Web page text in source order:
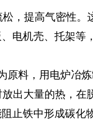
，提高气密性
电机壳、托架等
料，用电炉冶
出大量的热，在
止铁中形成碳